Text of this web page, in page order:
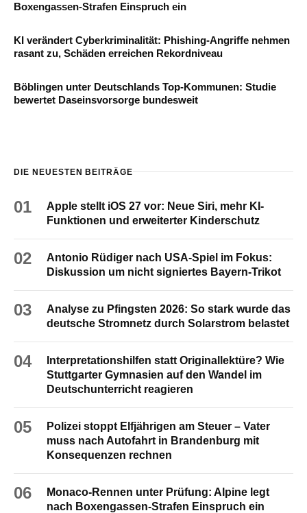
Boxengassen-Strafen Einspruch ein
KI verändert Cyberkriminalität: Phishing-Angriffe nehmen
rasant zu, Schäden erreichen Rekordniveau
Böblingen unter Deutschlands Top-Kommunen: Studie
bewertet Daseinsvorsorge bundesweit
DIE NEUESTEN BEITRÄGE
01
Apple stellt iOS 27 vor: Neue Siri, mehr KI-
Funktionen und erweiterter Kinderschutz
02
Antonio Rüdiger nach USA-Spiel im Fokus:
Diskussion um nicht signiertes Bayern-Trikot
03
Analyse zu Pfingsten 2026: So stark wurde das
deutsche Stromnetz durch Solarstrom belastet
04
Interpretationshilfen statt Originallektüre? Wie
Stuttgarter Gymnasien auf den Wandel im
Deutschunterricht reagieren
05
Polizei stoppt Elfjährigen am Steuer – Vater
muss nach Autofahrt in Brandenburg mit
Konsequenzen rechnen
06
Monaco-Rennen unter Prüfung: Alpine legt
nach Boxengassen-Strafen Einspruch ein